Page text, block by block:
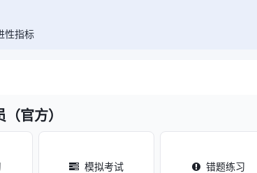
性指标
官方）
模拟考试 错题练习